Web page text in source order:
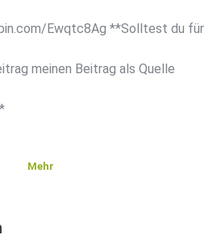
Ewqtc8Ag **Solltest du für
meinen Beitrag als Quelle
Mehr